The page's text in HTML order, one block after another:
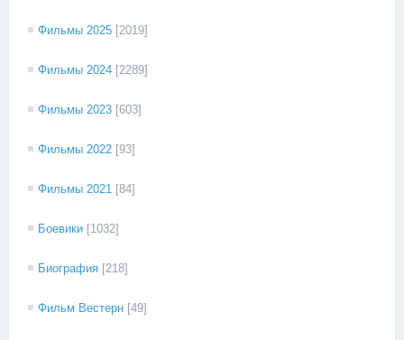
Фильмы 2025 [2019]
Фильмы 2024 [2289]
Фильмы 2023 [603]
Фильмы 2022 [93]
Фильмы 2021 [84]
Боевики [1032]
Биография [218]
Фильм Вестерн [49]